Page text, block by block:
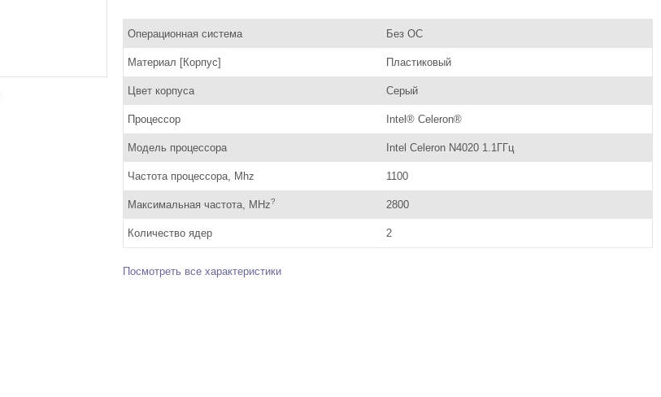
Операционная система Без ОС
Материал [Корпус] Пластиковый
Цвет корпуса Серый
Процессор Intel® Celeron®
Модель процессора Intel Celeron N4020 1.1ГГц
Частота процессора, Mhz 1100
Максимальная частота, MHz? 2800
Количество ядер 2
Посмотреть все характеристики